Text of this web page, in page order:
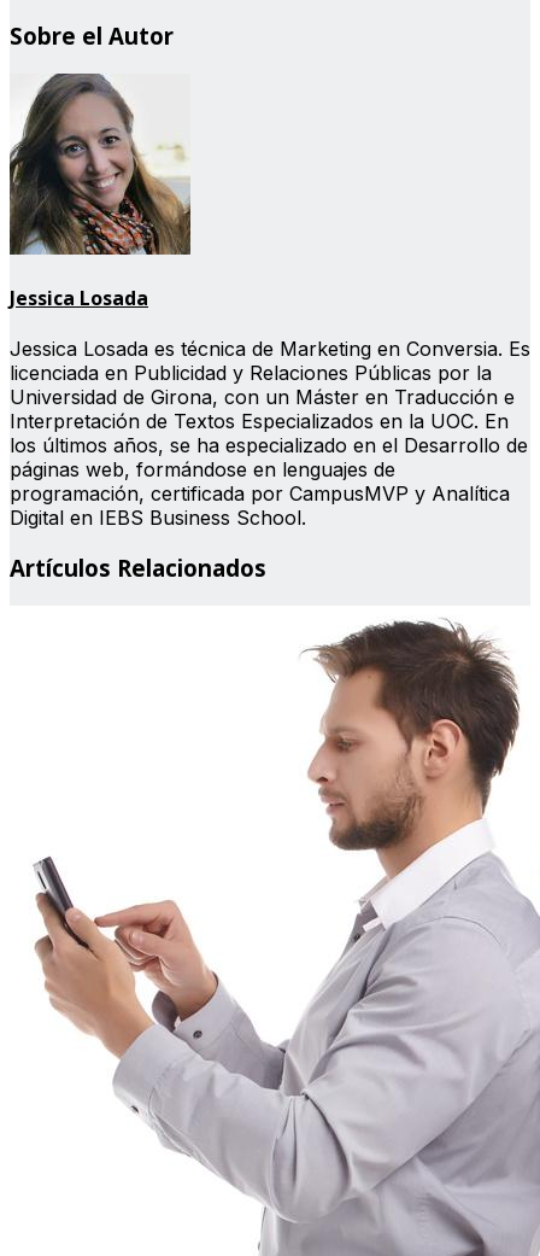
Sobre el Autor
Jessica Losada
Jessica Losada es técnica de Marketing en Conversia. Es
licenciada en Publicidad y Relaciones Públicas por la
Universidad de Girona, con un Máster en Traducción e
Interpretación de Textos Especializados en la UOC. En
los últimos años, se ha especializado en el Desarrollo de
páginas web, formándose en lenguajes de
programación, certificada por CampusMVP y Analítica
Digital en IEBS Business School.
Artículos Relacionados